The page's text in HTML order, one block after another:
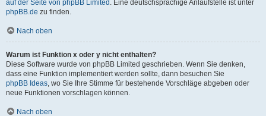
auf der Seite von phpBB Limited . Eine deutschsprachige Anlaufstelle ist unter
phpBB.de zu finden.
Nach oben
Warum ist Funktion x oder y nicht enthalten?
Diese Software wurde von phpBB Limited geschrieben. Wenn Sie denken,
dass eine Funktion implementiert werden sollte, dann besuchen Sie
phpBB Ideas, wo Sie Ihre Stimme für bestehende Vorschläge abgeben oder
neue Funktionen vorschlagen können.
Nach oben